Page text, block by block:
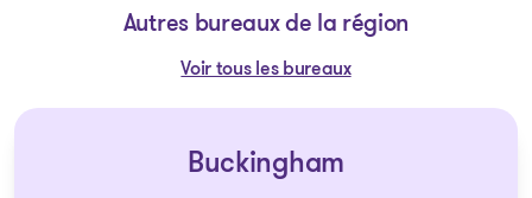
Autres bureaux de la région
Voir tous les bureaux
Buckingham